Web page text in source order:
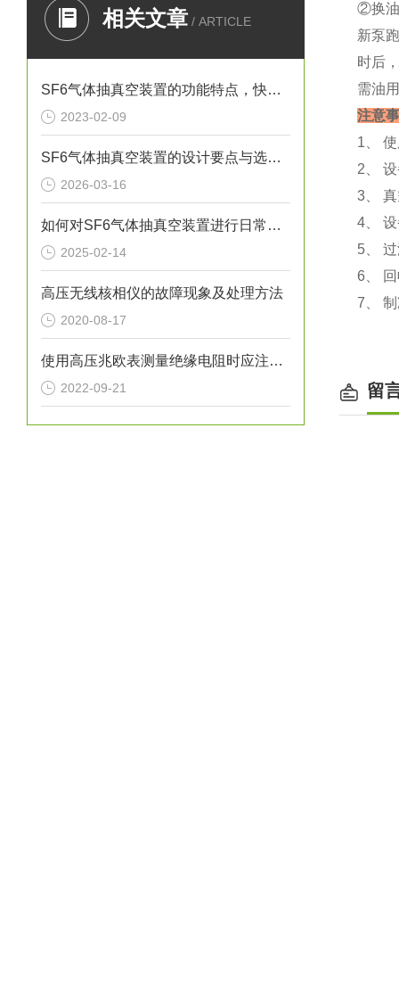
相关文章 / ARTICLE
SF6气体抽真空装置的功能特点，快来看下吧
2023-02-09
SF6气体抽真空装置的设计要点与选型指南
2026-03-16
如何对SF6气体抽真空装置进行日常维护？
2025-02-14
高压无线核相仪的故障现象及处理方法
2020-08-17
使用高压兆欧表测量绝缘电阻时应注意的问题
2022-09-21
②换
新泵
时后
需油
注意
1、
2、
3、
4、
5、
6、
7、
留